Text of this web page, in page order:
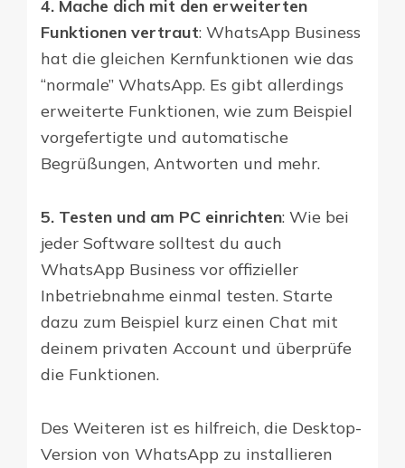
4. Mache dich mit den erweiterten
Funktionen vertraut: WhatsApp Business
hat die gleichen Kernfunktionen wie das
“normale” WhatsApp. Es gibt allerdings
erweiterte Funktionen, wie zum Beispiel
vorgefertigte und automatische
Begrüßungen, Antworten und mehr.
5. Testen und am PC einrichten: Wie bei
jeder Software solltest du auch
WhatsApp Business vor offizieller
Inbetriebnahme einmal testen. Starte
dazu zum Beispiel kurz einen Chat mit
deinem privaten Account und überprüfe
die Funktionen.
Des Weiteren ist es hilfreich, die Desktop-
Version von WhatsApp zu installieren